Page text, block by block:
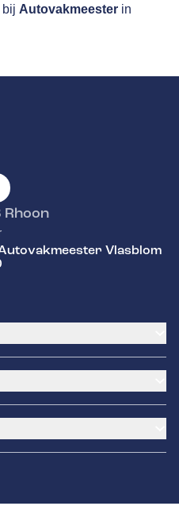
bij Autovakmeester in
Rhoon
Vlasblom